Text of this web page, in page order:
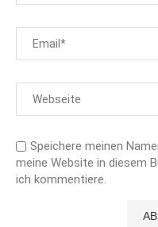
Speichere meinen
meine Website in diesem
ich kommentiere.